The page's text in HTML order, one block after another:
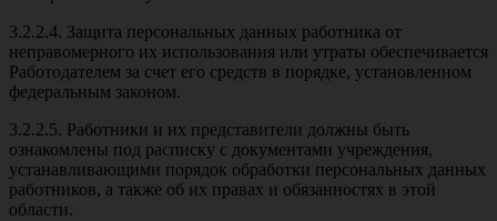
3.2.2.4. Защита персональных данных работника от
неправомерного их использования или утраты обеспечивается
Работодателем за счет его средств в порядке, установленном
федеральным законом.
3.2.2.5. Работники и их представители должны быть
ознакомлены под расписку с документами учреждения,
устанавливающими порядок обработки персональных данных
работников, а также об их правах и обязанностях в этой
области.